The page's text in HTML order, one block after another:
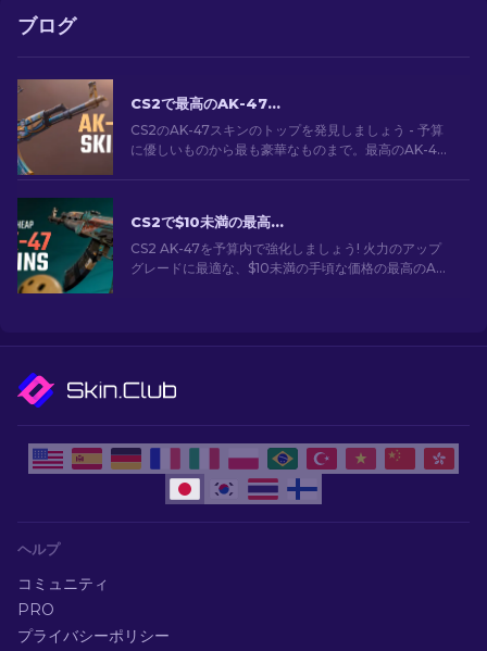
ブログ
CS2で最高のAK-47スキン: 安価から高価まで
CS2のAK-47スキンのトップを発見しましょう - 予算
に優しいものから最も豪華なものまで。最高のAK-47
CS2で$10未満の最高に安いAK-47スキン
CS2 AK-47を予算内で強化しましょう! 火力のアップ
グレードに最適な、$10未満の手頃な価格の最高のAK-
ヘルプ
コミュニティ
PRO
プライバシーポリシー